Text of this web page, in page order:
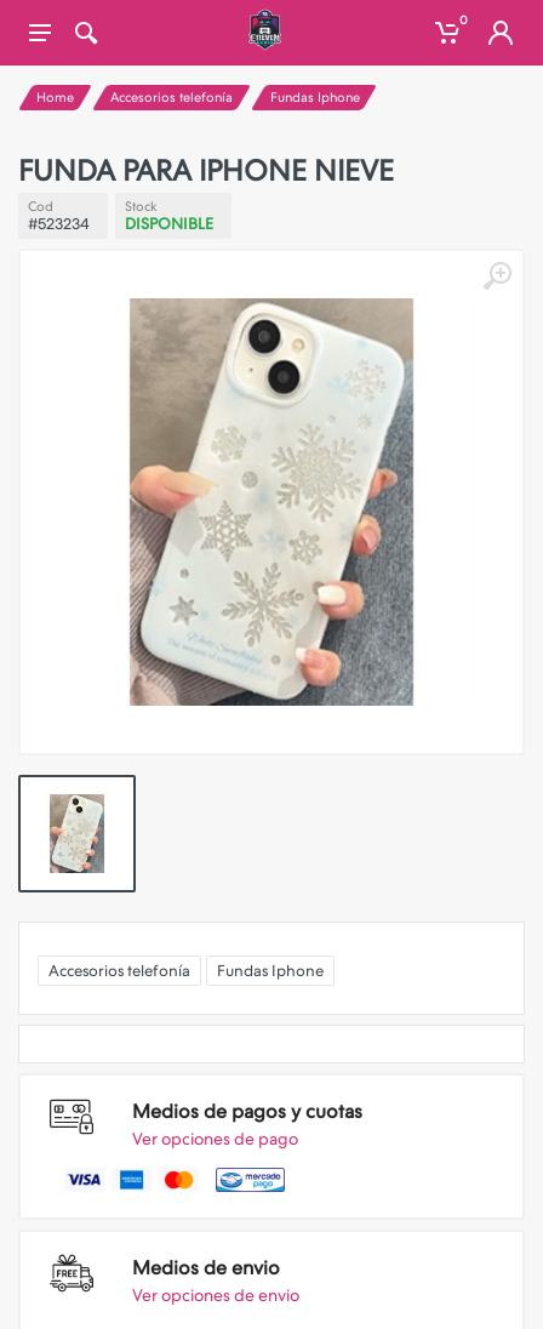
0
Home Accesorios telefonía Fundas Iphone
FUNDA PARA IPHONE NIEVE
Cod
#523234
Stock
DISPONIBLE
Accesorios telefonía Fundas Iphone
Medios de pagos y cuotas
Ver opciones de pago
Medios de envio
Ver opciones de envio